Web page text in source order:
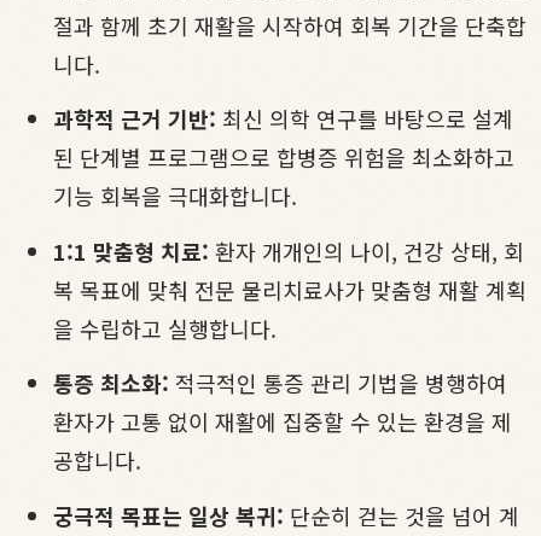
절과 함께 초기 재활을 시작하여 회복 기간을 단축합
니다.
과학적 근거 기반: 최신 의학 연구를 바탕으로 설계
된 단계별 프로그램으로 합병증 위험을 최소화하고
기능 회복을 극대화합니다.
1:1 맞춤형 치료: 환자 개개인의 나이, 건강 상태, 회
복 목표에 맞춰 전문 물리치료사가 맞춤형 재활 계획
을 수립하고 실행합니다.
통증 최소화: 적극적인 통증 관리 기법을 병행하여
환자가 고통 없이 재활에 집중할 수 있는 환경을 제
공합니다.
궁극적 목표는 일상 복귀: 단순히 걷는 것을 넘어 계